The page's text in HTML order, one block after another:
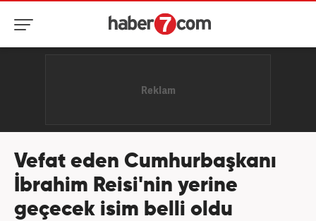
Vefat eden Cumhurbaşkanı
İbrahim Reisi'nin yerine
geçecek isim belli oldu